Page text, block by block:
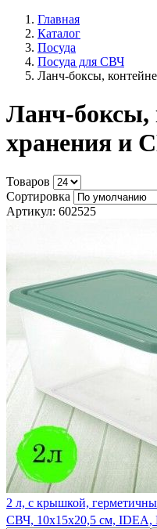
Главная
Каталог
Посуда
Посуда для СВЧ
Ланч-боксы,
Ланч-боксы,
хранения и
Товаров
Сортировка
Артикул: 602525
2 л, с крышкой,
СВЧ, 10х15х20,5 см, IDEA,